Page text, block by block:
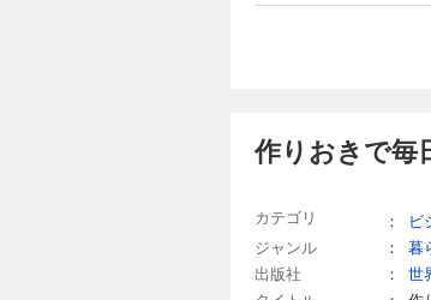
作りおきで毎
カテゴリ ：
ビ
ジャンル
： 暮
出版社
：
世